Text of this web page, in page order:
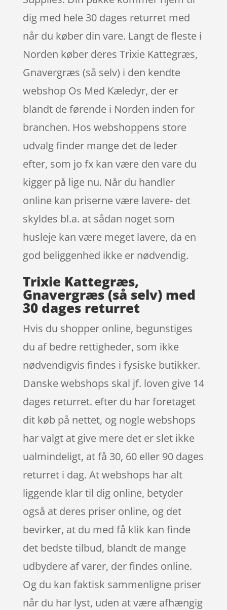
dig med hele 30 dages returret med
når du køber din vare. Langt de fleste i
Norden køber deres Trixie Kattegræs,
Gnavergræs (så selv) i den kendte
webshop Os Med Kæledyr, der er
blandt de førende i Norden inden for
branchen. Hos webshoppens store
udvalg finder mange det de leder
efter, som jo fx kan være den vare du
kigger på lige nu. Når du handler
online kan priserne være lavere- det
skyldes bl.a. at sådan noget som
husleje kan være meget lavere, da en
god beliggenhed ikke er nødvendig.
Trixie Kattegræs,
Gnavergræs (så selv) med
30 dages returret
Hvis du shopper online, begunstiges
du af bedre rettigheder, som ikke
nødvendigvis findes i fysiske butikker.
Danske webshops skal jf. loven give 14
dages returret. efter du har foretaget
dit køb på nettet, og nogle webshops
har valgt at give mere det er slet ikke
ualmindeligt, at få 30, 60 eller 90 dages
returret i dag. At webshops har alt
liggende klar til dig online, betyder
også at deres priser online, og det
bevirker, at du med få klik kan finde
det bedste tilbud, blandt de mange
udbydere af varer, der findes online.
Og du kan faktisk sammenligne priser
når du har lyst, uden at være afhængig